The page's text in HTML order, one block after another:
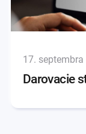
17. septembra
Darovacie